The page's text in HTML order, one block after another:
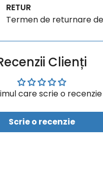
RETUR
Termen de returnare de
Clienți
care scrie o recenzie
Scrie o recenzie